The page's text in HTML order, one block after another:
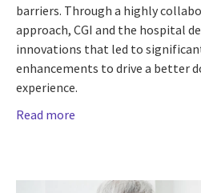
barriers. Through a highly
approach, CGI and the hospital
innovations that led to
enhancements to drive a better
experience.
Read more